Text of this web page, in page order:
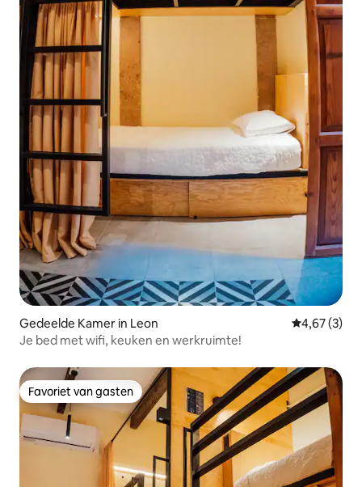
Gedeelde Kamer in Leon
4,67 (3)
Je bed met wifi, keuken en werkruimte!
Favoriet van gasten
Favoriet van gasten